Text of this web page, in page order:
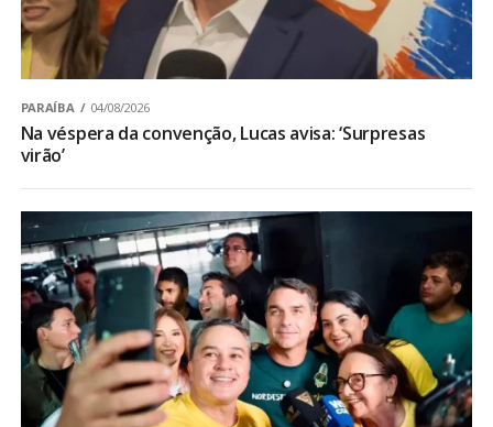
PARAÍBA 04/08/2026
Na véspera da convenção, Lucas avisa: ‘Surpresas
virão’